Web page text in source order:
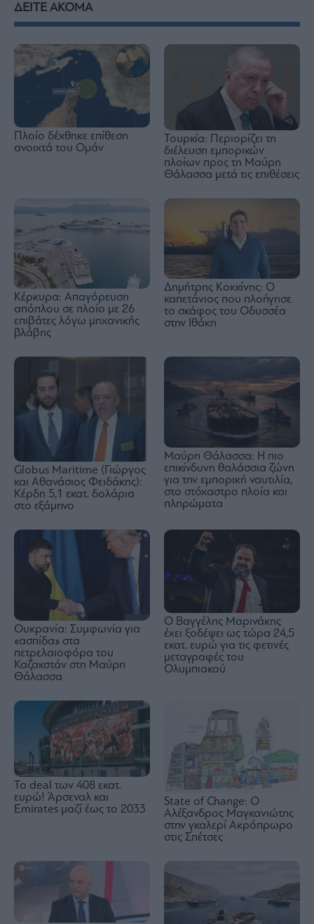
ΔΕΙΤΕ ΑΚΟΜΑ
Πλοίο δέχθηκε επίθεση
ανοιχτά του Ομάν
Τουρκία: Περιορίζει τη
διέλευση εμπορικών
πλοίων προς τη Μαύρη
Θάλασσα μετά τις επιθέσεις
Κέρκυρα: Απαγόρευση
απόπλου σε πλοίο με 26
επιβάτες λόγω μηχανικής
βλάβης
Δημήτρης Κοκκίνης: Ο
καπετάνιος που πλοήγησε
το σκάφος του Οδυσσέα
στην Ιθάκη
Globus Maritime (Γιώργος
και Αθανάσιος Φειδάκης):
Κέρδη 5,1 εκατ. δολάρια
στο εξάμηνο
Μαύρη Θάλασσα: Η πιο
επικίνδυνη θαλάσσια ζώνη
για την εμπορική ναυτιλία,
στο στόχαστρο πλοία και
πληρώματα
Ουκρανία: Συμφωνία για
«ασπίδα» στα
πετρελαιοφόρα του
Καζακστάν στη Μαύρη
Θάλασσα
Ο Βαγγέλης Μαρινάκης
έχει ξοδέψει ως τώρα 24,5
εκατ. ευρώ για τις φετινές
μεταγραφές του
Ολυμπιακού
To deal των 408 εκατ.
ευρώ! Άρσεναλ και
Emirates μαζί έως το 2033
State of Change: Ο
Αλέξανδρος Μαγκανιώτης
στην γκαλερί Ακρόπρωρο
στις Σπέτσες